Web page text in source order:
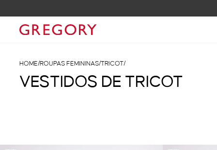
HOME/ROUPAS FEMININAS/TRICOT/
VESTIDOS DE TRICOT